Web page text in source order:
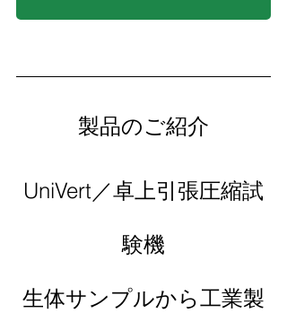
製品のご紹介
UniVert／卓上引張圧縮試
験機
生体サンプルから工業製